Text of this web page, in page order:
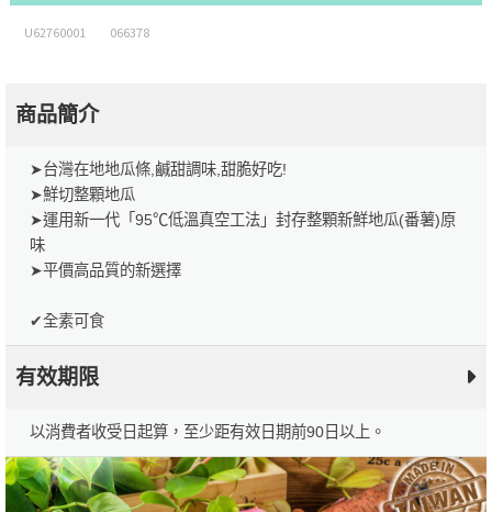
U62760001 066378
商品簡介
➤台灣在地地瓜條,鹹甜調味,甜脆好吃!
➤鮮切整顆地瓜
➤運用新一代「95℃低溫真空工法」封存整顆新鮮地瓜(番薯)原
味
➤平價高品質的新選擇
✔全素可食
有效期限
以消費者收受日起算，至少距有效日期前90日以上。